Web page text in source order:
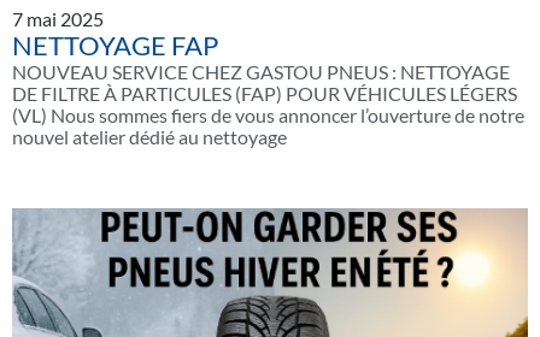
7 mai 2025
NETTOYAGE FAP
NOUVEAU SERVICE CHEZ GASTOU PNEUS : NETTOYAGE
DE FILTRE À PARTICULES (FAP) POUR VÉHICULES LÉGERS
(VL) Nous sommes fiers de vous annoncer l’ouverture de notre
nouvel atelier dédié au nettoyage